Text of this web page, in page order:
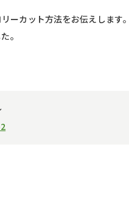
ーカット方法をお伝えします
。